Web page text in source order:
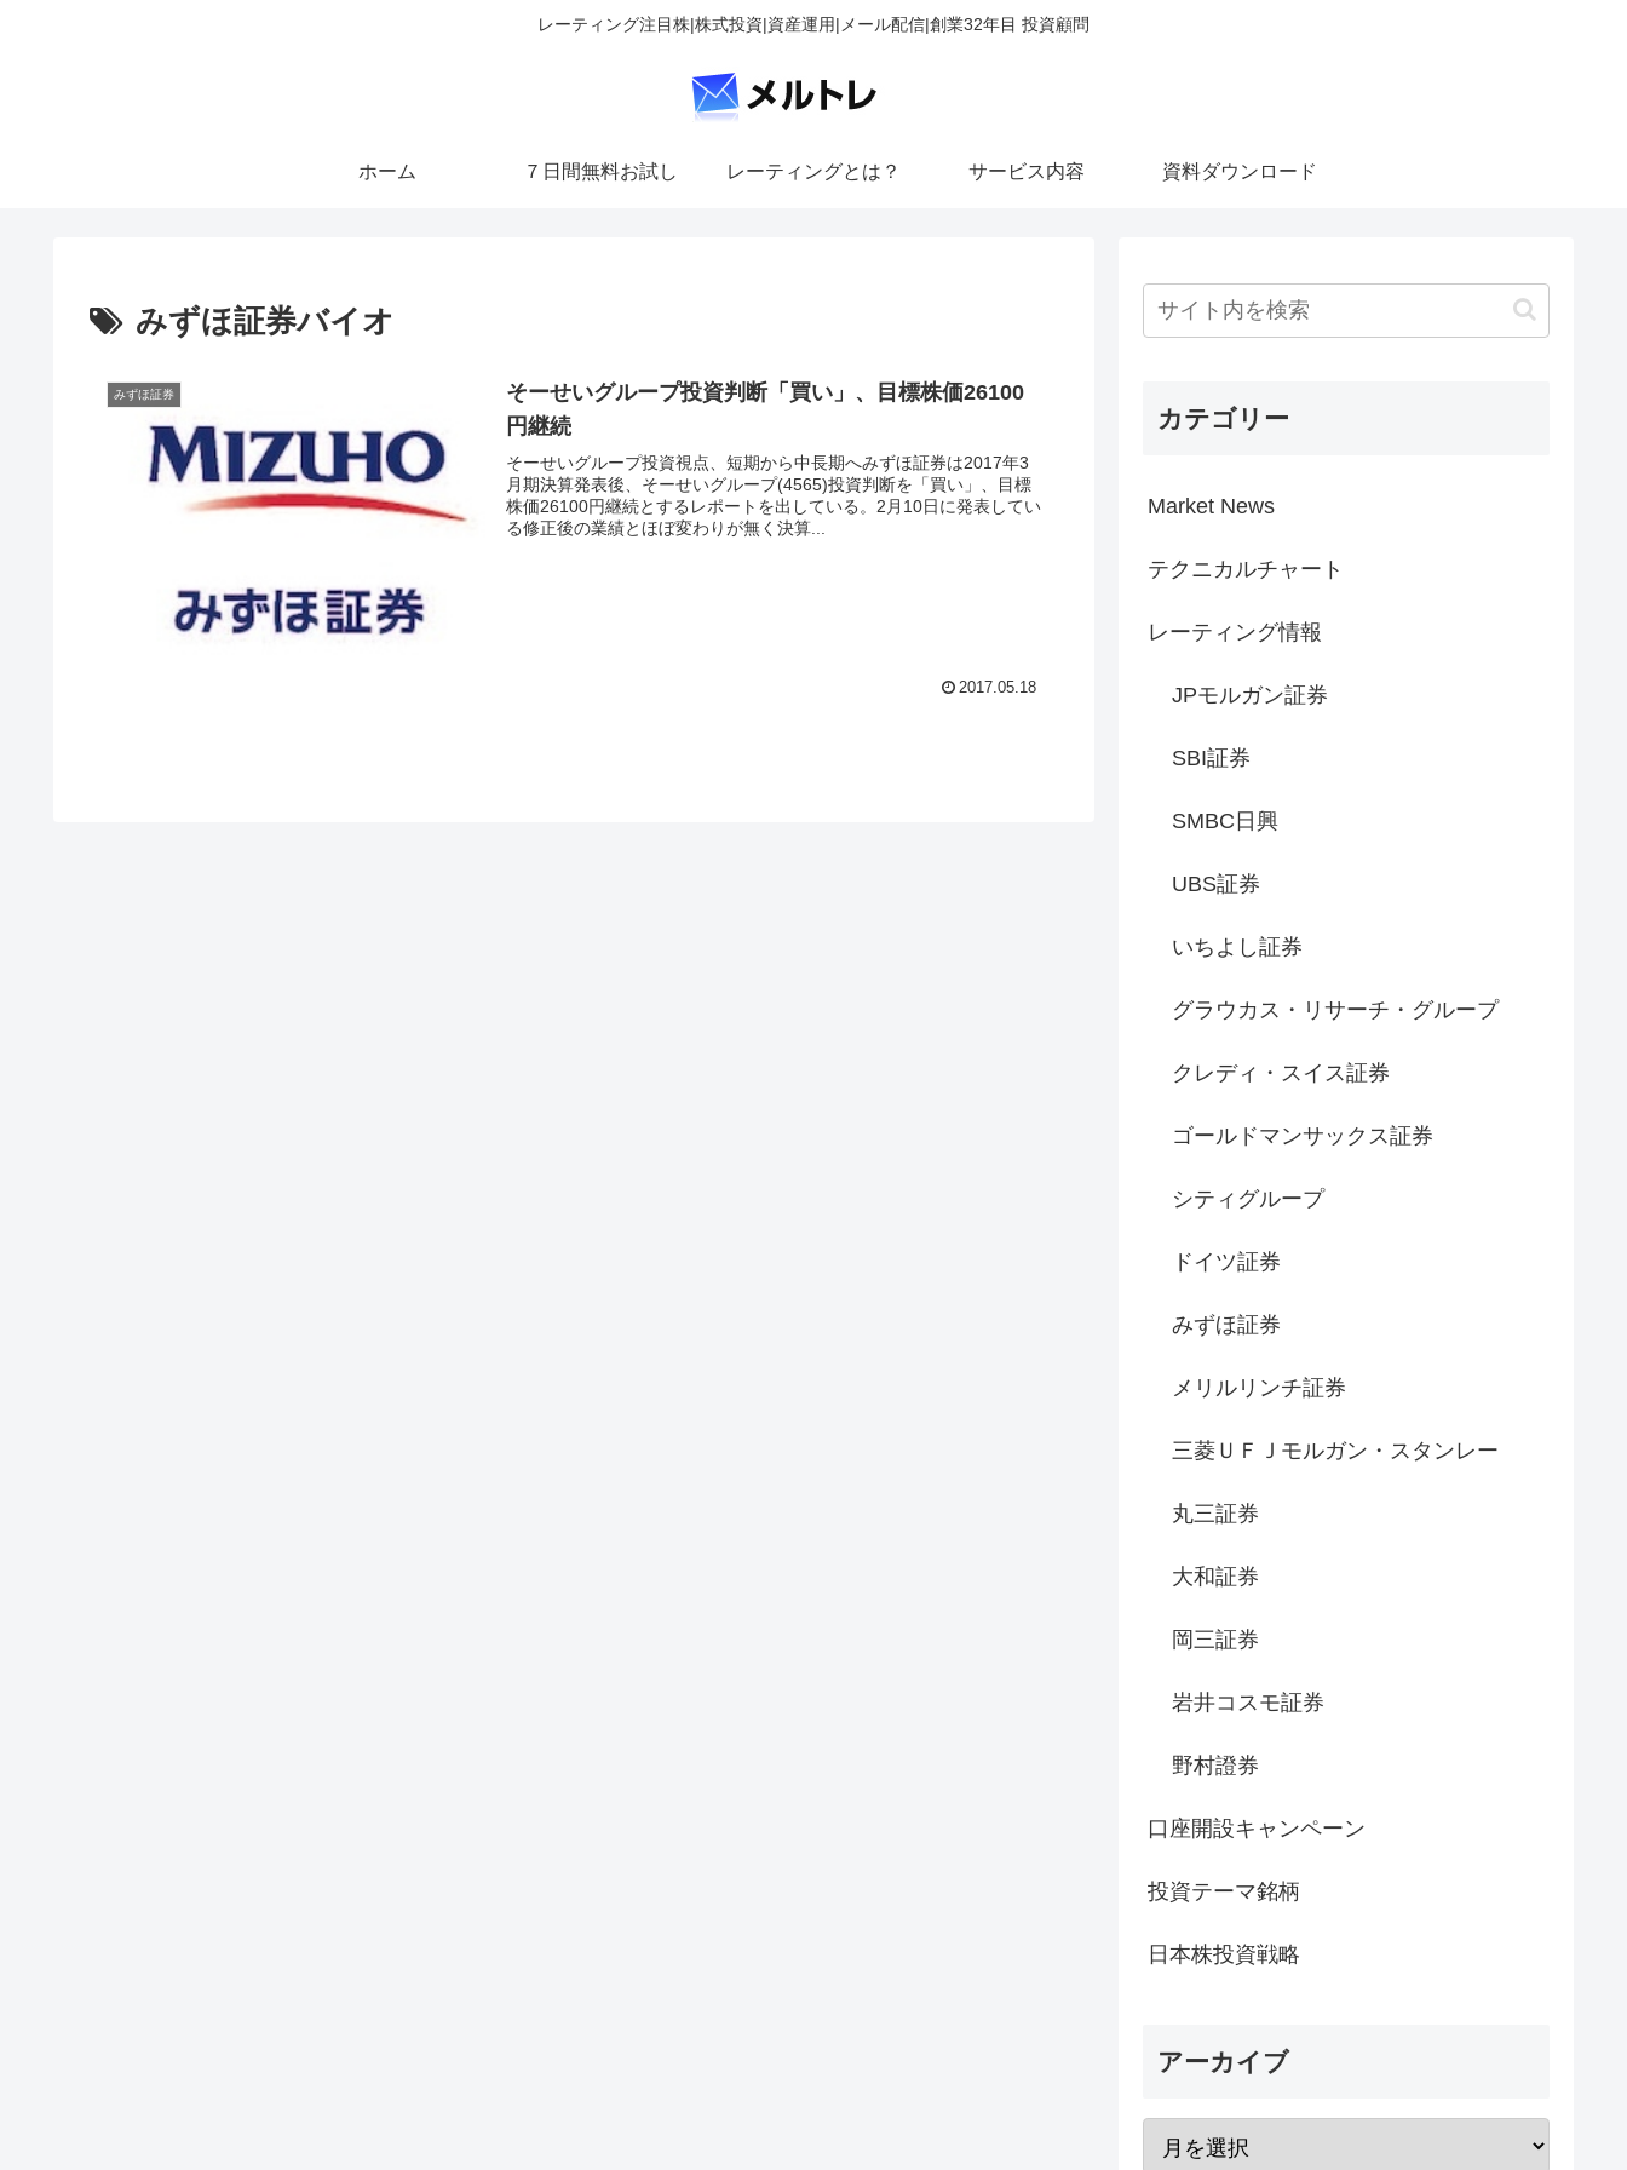
レーティング注目株|株式投資|資産運用|メール配信|創業32年目 投資顧問
ホーム ７日間無料お試し レーティングとは？ サービス内容 資料ダウンロード
みずほ証券バイオ
みずほ証券
そーせいグループ投資判断「買い」、目標株価26100
円継続
そーせいグループ投資視点、短期から中長期へみずほ証券は2017年3
月期決算発表後、そーせいグループ(4565)投資判断を「買い」、目標
株価26100円継続とするレポートを出している。2月10日に発表してい
る修正後の業績とほぼ変わりが無く決算...
2017.05.18
カテゴリー
Market News
テクニカルチャート
レーティング情報
JPモルガン証券
SBI証券
SMBC日興
UBS証券
いちよし証券
グラウカス・リサーチ・グループ
クレディ・スイス証券
ゴールドマンサックス証券
シティグループ
ドイツ証券
みずほ証券
メリルリンチ証券
三菱ＵＦＪモルガン・スタンレー
丸三証券
大和証券
岡三証券
岩井コスモ証券
野村證券
口座開設キャンペーン
投資テーマ銘柄
日本株投資戦略
アーカイブ